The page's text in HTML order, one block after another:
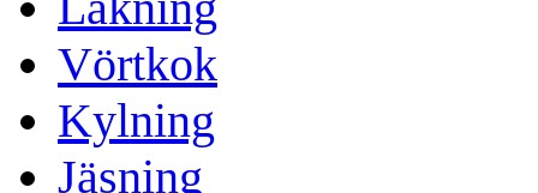
Vörtkok
Kylning
Jäsning